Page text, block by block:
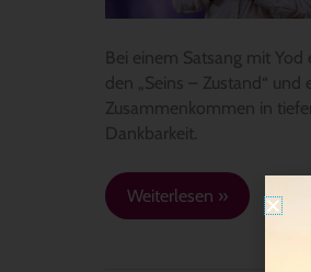
Bei einem Satsang mit Yod
den „Seins – Zustand“ und
Zusammenkommen in
Dankbarkeit.
Weiterlesen »